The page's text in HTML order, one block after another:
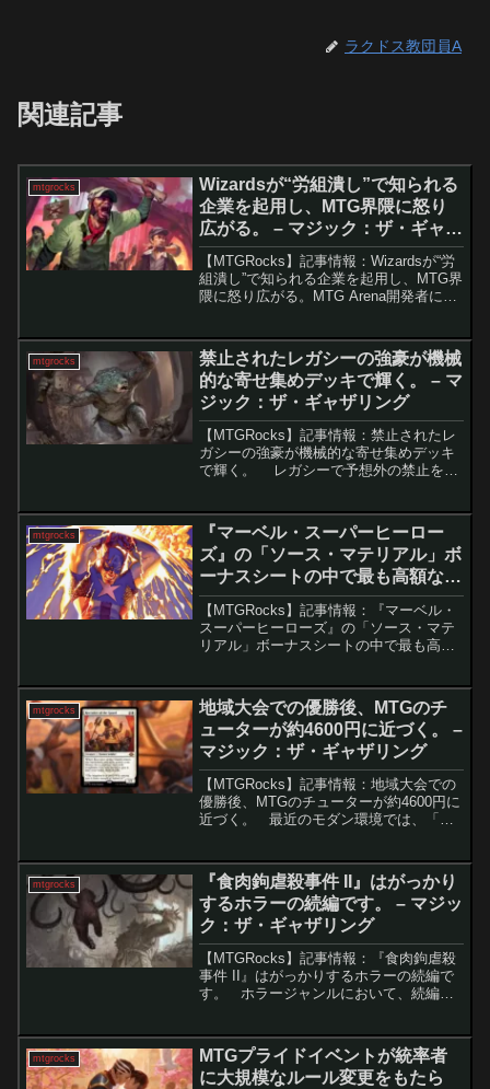
ラクドス教団員A
関連記事
mtgrocks
Wizardsが“労組潰し”で知られる
企業を起用し、MTG界隈に怒り
広がる。 – マジック：ザ・ギャザ
リング
【MTGRocks】記事情報：Wizardsが“労
組潰し”で知られる企業を起用し、MTG界
隈に怒り広がる。MTG Arena開発者によ
...
mtgrocks
禁止されたレガシーの強豪が機械
的な寄せ集めデッキで輝く。 – マ
ジック：ザ・ギャザリング
【MTGRocks】記事情報：禁止されたレ
ガシーの強豪が機械的な寄せ集めデッキ
で輝く。 レガシーで予想外の禁止を受
し、奇抜ながらも高い完成度を誇る「ゴ
ルガリ・再活性...
mtgrocks
『マーベル・スーパーヒーロー
ズ』の「ソース・マテリアル」ボ
ーナスシートの中で最も高額なカ
ードたち。- マジック：ザ・ギャ
ザリング
【MTGRocks】記事情報：『マーベル・
スーパーヒーローズ』の「ソース・マテ
リアル」ボーナスシートの中で最も高額
ドと市場価値『Universes Beyond』の
最...
mtgrocks
地域大会での優勝後、MTGのチ
ューターが約4600円に近づく。 –
マジック：ザ・ギャザリング
【MTGRocks】記事情報：地域大会での
優勝後、MTGのチューターが約4600円に
近づく。 最近のモダン環境では、「ボ
フ・ミッドレンジ」が注目を集めていま
す。このデ...
mtgrocks
『食肉鉤虐殺事件 II』はがっかり
するホラーの続編です。 – マジッ
ク：ザ・ギャザリング
【MTGRocks】記事情報：『食肉鉤虐殺
事件 II』はがっかりするホラーの続編で
す。 ホラージャンルにおいて、続編は
（MTG）の「食肉鉤虐殺事件」の続編カ
ード「食肉...
mtgrocks
MTGプライドイベントが統率者
に大規模なルール変更をもたら